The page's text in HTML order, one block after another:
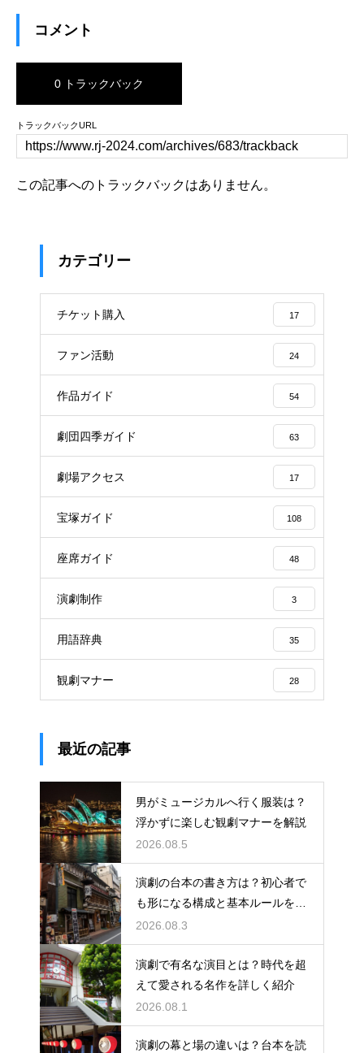
コメント
0 トラックバック
トラックバックURL
この記事へのトラックバックはありません。
カテゴリー
チケット購入 17
ファン活動 24
作品ガイド 54
劇団四季ガイド 63
劇場アクセス 17
宝塚ガイド 108
座席ガイド 48
演劇制作 3
用語辞典 35
観劇マナー 28
最近の記事
男がミュージカルへ行く服装は？
浮かずに楽しむ観劇マナーを解説
2026.08.5
演劇の台本の書き方は？初心者で
も形になる構成と基本ルールを解
説
2026.08.3
演劇で有名な演目とは？時代を超
えて愛される名作を詳しく紹介
2026.08.1
演劇の幕と場の違いは？台本を読